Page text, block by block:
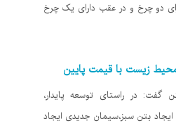
دو چرخ و در عقب دارای یک چرخ
محیط زیست با قیمت پایین
گفت: در راستای توسعه پایدار،
بتن سبز،سیمان جدیدی ایجاد